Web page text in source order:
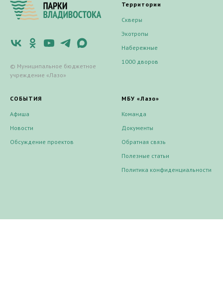
© Муниципальное бюджетное
учреждение «Лазо»
Территории
Скверы
Экотропы
Набережные
1000 дворов
СОБЫТИЯ
Афиша
Новости
Обсуждение проектов
МБУ «Лазо»
Команда
Документы
Обратная связь
Полезные статьи
Политика конфиденциальности